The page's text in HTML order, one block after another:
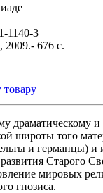
1140-3
2009.- 676 с.
товару
драматическому
широты того
и германцы) и
развития Старого
мировых
гнозиса.